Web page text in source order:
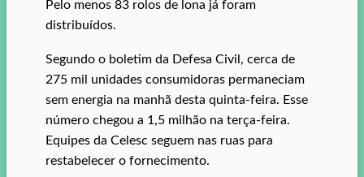
Pelo menos 83 rolos de lona já foram
distribuídos.
Segundo o boletim da Defesa Civil, cerca de
275 mil unidades consumidoras permaneciam
sem energia na manhã desta quinta-feira. Esse
número chegou a 1,5 milhão na terça-feira.
Equipes da Celesc seguem nas ruas para
restabelecer o fornecimento.